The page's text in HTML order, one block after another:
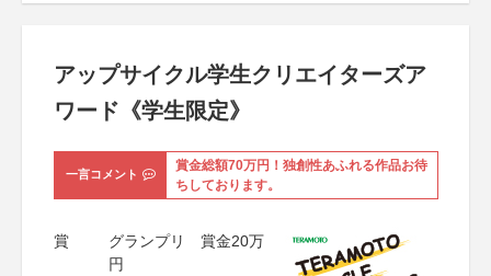
アップサイクル学生クリエイターズア
ワード《学生限定》
一言コメント
賞金総額70万円！独創性あふれる作品お待
ちしております。
賞
グランプリ 賞金20万
円